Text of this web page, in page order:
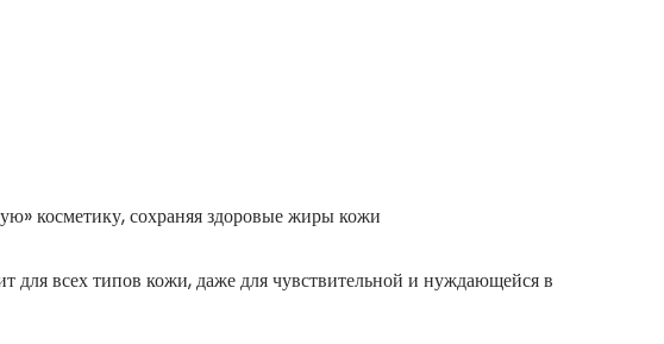
косметику, сохраняя здоровые жиры кожи
всех типов кожи, даже для чувствительной и нуждающейся в